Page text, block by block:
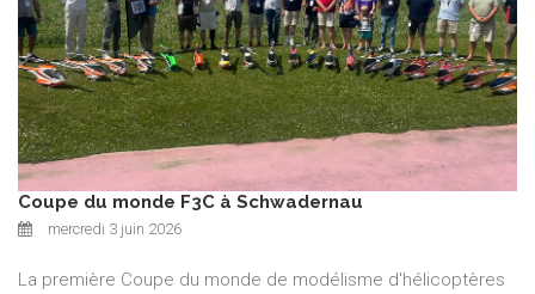
Coupe du monde F3C à Schwadernau
mercredi 3 juin 2026
La première Coupe du monde de modélisme d'hélicoptères